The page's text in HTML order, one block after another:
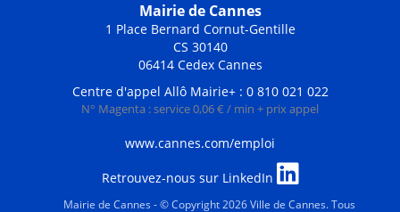
Mairie de Cannes
1 Place Bernard Cornut-Gentille
CS 30140
06414 Cedex Cannes
Centre d'appel Allô Mairie+ : 0 810 021 022
N° Magenta : service 0,06 € / min + prix appel
www.cannes.com/emploi
Retrouvez-nous sur LinkedIn
Mairie de Cannes - © Copyright 2026 Ville de Cannes. Tous